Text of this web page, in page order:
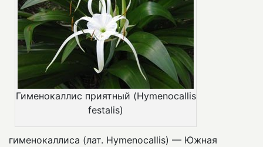
Гименокаллис приятный (Hymenocallis
festalis)
гименокаллиса (лат. Hymenocallis) — Южная